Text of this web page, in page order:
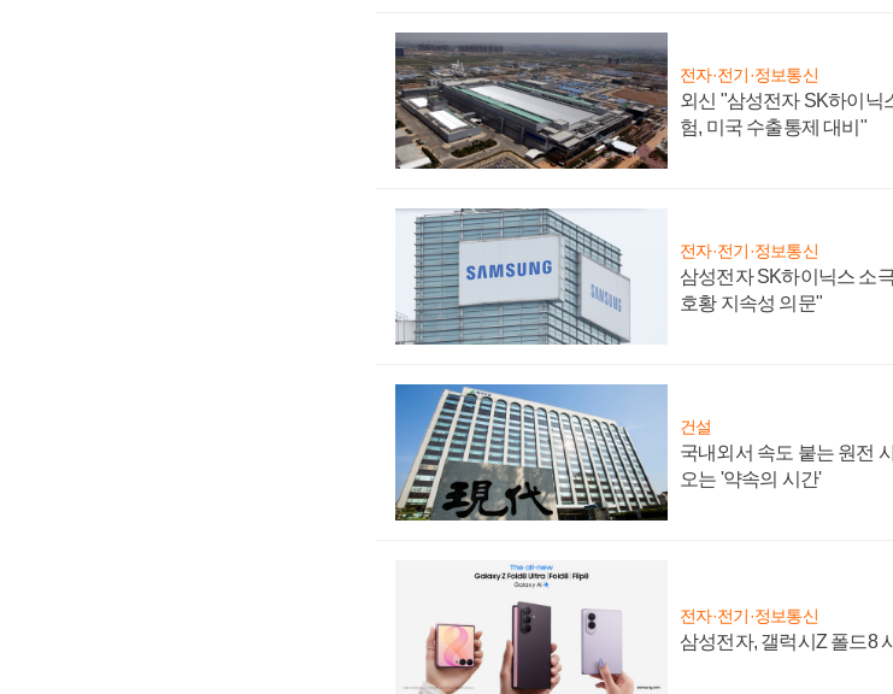
전자·전기·정보통신
외신 "삼성전자 SK하이닉
험, 미국 수출통제 대비"
전자·전기·정보통신
삼성전자 SK하이닉스 소
호황 지속성 의문"
건설
국내외서 속도 붙는 원전
오는 '약속의 시간'
전자·전기·정보통신
삼성전자, 갤럭시Z 폴드8